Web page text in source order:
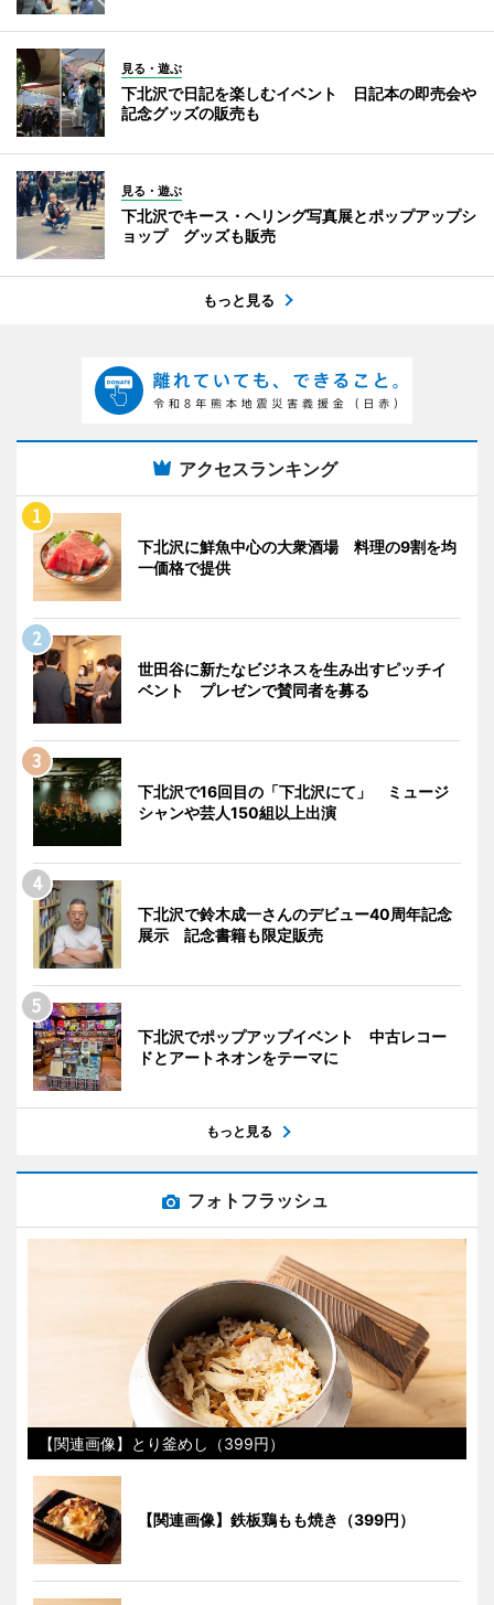
見る・遊ぶ
下北沢で日記を楽しむイベント 日記本の即売会や
記念グッズの販売も
見る・遊ぶ
下北沢でキース・ヘリング写真展とポップアップシ
ョップ グッズも販売
もっと見る
アクセスランキング
下北沢に鮮魚中心の大衆酒場 料理の9割を均
一価格で提供
世田谷に新たなビジネスを生み出すピッチイ
ベント プレゼンで賛同者を募る
下北沢で16回目の「下北沢にて」 ミュージ
シャンや芸人150組以上出演
下北沢で鈴木成一さんのデビュー40周年記念
展示 記念書籍も限定販売
下北沢でポップアップイベント 中古レコー
ドとアートネオンをテーマに
もっと見る
フォトフラッシュ
【関連画像】とり釜めし（399円）
【関連画像】鉄板鶏もも焼き（399円）